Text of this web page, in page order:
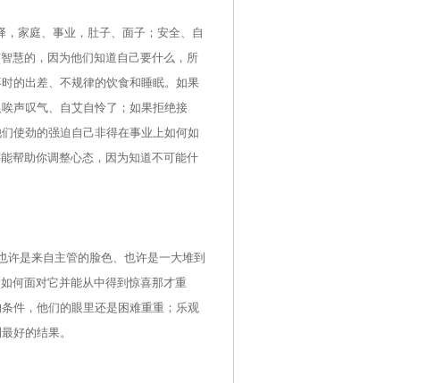
家庭、事业，肚子、面子；安全、自
慧的，因为他们知道自己要什么，所
的出差、不规律的饮食和睡眠。如果
声叹气、自艾自怜了；如果拒绝接
使劲的强迫自己非得在事业上如何如
帮助你调整心态，因为知道不可能什
是来自主管的脸色、也许是一大堆到
何面对它并能从中得到惊喜那才重
件，他们的眼里还是困难重重；乐观
好的结果。